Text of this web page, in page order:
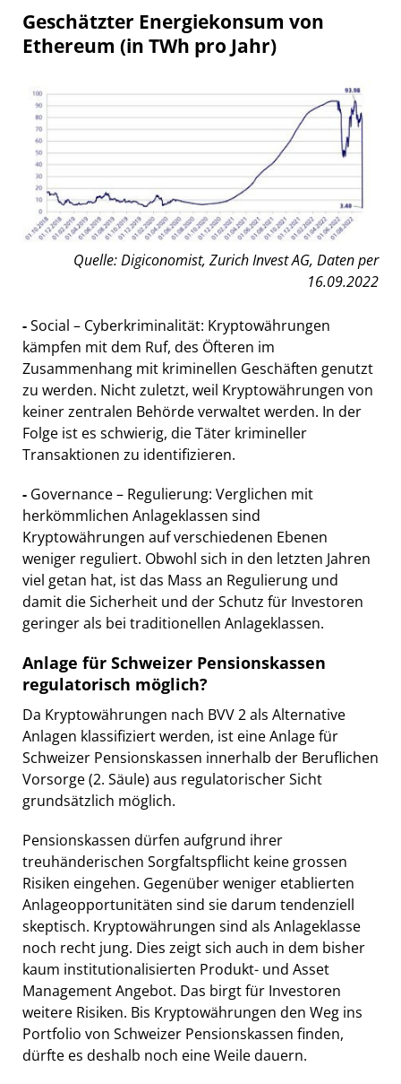
Geschätzter Energiekonsum von
Ethereum (in TWh pro Jahr)
Quelle: Digiconomist, Zurich Invest AG, Daten per
16.09.2022
-Social – Cyberkriminalität: Kryptowährungen
kämpfen mit dem Ruf, des Öfteren im
Zusammenhang mit kriminellen Geschäften genutzt
zu werden. Nicht zuletzt, weil Kryptowährungen von
keiner zentralen Behörde verwaltet werden. In der
Folge ist es schwierig, die Täter krimineller
Transaktionen zu identifizieren.
- Governance – Regulierung: Verglichen mit
herkömmlichen Anlageklassen sind
Kryptowährungen auf verschiedenen Ebenen
weniger reguliert. Obwohl sich in den letzten Jahren
viel getan hat, ist das Mass an Regulierung und
damit die Sicherheit und der Schutz für Investoren
geringer als bei traditionellen Anlageklassen.
Anlage für Schweizer Pensionskassen
regulatorisch möglich?
Da Kryptowährungen nach BVV 2 als Alternative
Anlagen klassifiziert werden, ist eine Anlage für
Schweizer Pensionskassen innerhalb der Beruflichen
Vorsorge (2. Säule) aus regulatorischer Sicht
grundsätzlich möglich.
Pensionskassen dürfen aufgrund ihrer
treuhänderischen Sorgfaltspflicht keine grossen
Risiken eingehen. Gegenüber weniger etablierten
Anlageopportunitäten sind sie darum tendenziell
skeptisch. Kryptowährungen sind als Anlageklasse
noch recht jung. Dies zeigt sich auch in dem bisher
kaum institutionalisierten Produkt- und Asset
Management Angebot. Das birgt für Investoren
weitere Risiken. Bis Kryptowährungen den Weg ins
Portfolio von Schweizer Pensionskassen finden,
dürfte es deshalb noch eine Weile dauern.